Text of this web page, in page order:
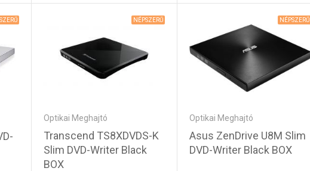
NÉPSZERŰ
Optikai Meghajtó
Transcend TS8XDVDS-K
Slim DVD-Writer Black
BOX
NÉPSZERŰ
Optikai Meghajtó
Asus ZenDrive U8M Slim
DVD-Writer Black BOX